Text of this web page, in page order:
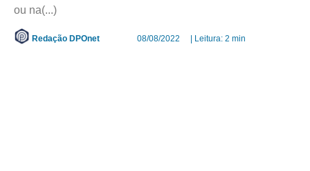
ou na(...)
Redação DPOnet 08/08/2022 | Leitura: 2 min